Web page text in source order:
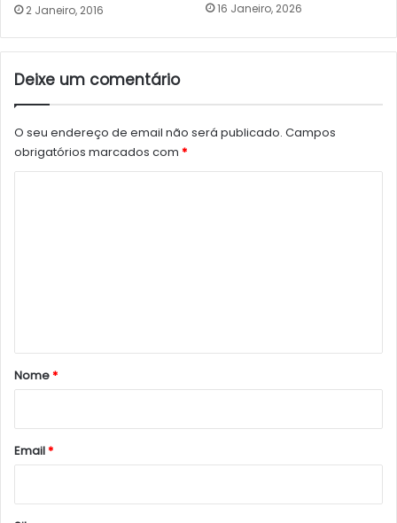
2 Janeiro, 2016 16 Janeiro, 2026
Deixe um comentário
O seu endereço de email não será publicado. Campos
obrigatórios marcados com *
r
*
Nome*
Email*